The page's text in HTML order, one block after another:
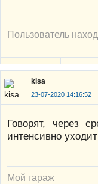
Пользователь
kisa
23-07-2020 14:16:52
Говорят, через
интенсивно
Мой гараж